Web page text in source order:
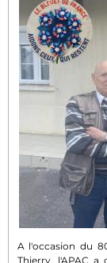
A l'occasion du
Thierry, l'APAC